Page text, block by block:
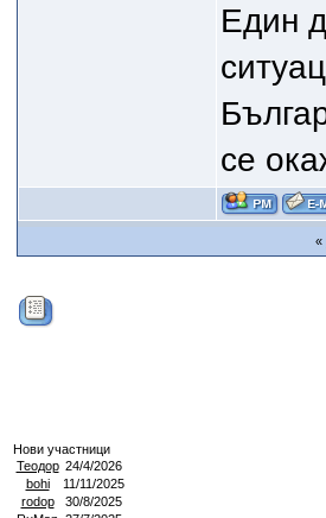
Един
се
«
Нови участници
Теодор 24/4/2026
bohi
11/11/2025
rodop
30/8/2025